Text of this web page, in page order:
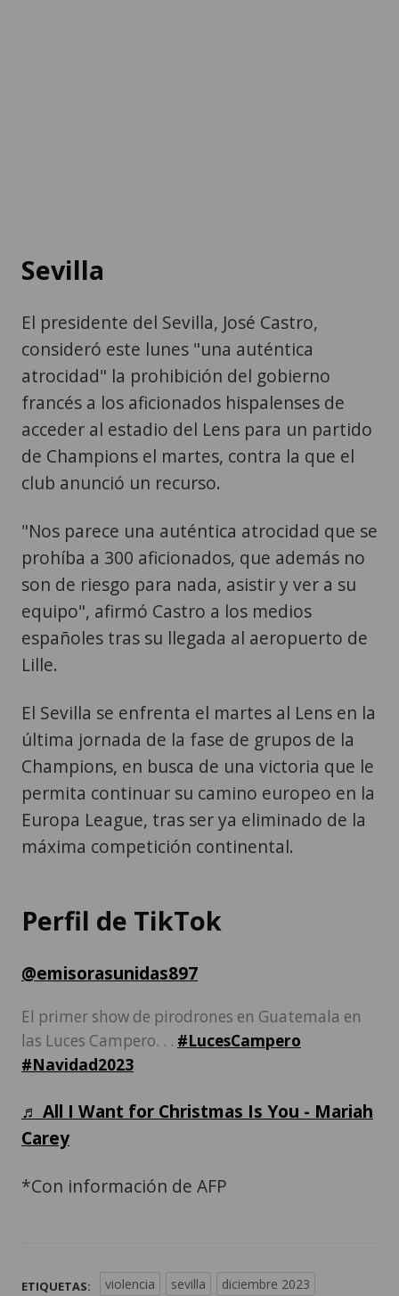
Sevilla
El presidente del Sevilla, José Castro,
consideró este lunes "una auténtica
atrocidad" la prohibición del gobierno
francés a los aficionados hispalenses de
acceder al estadio del Lens para un partido
de Champions el martes, contra la que el
club anunció un recurso.
"Nos parece una auténtica atrocidad que se
prohíba a 300 aficionados, que además no
son de riesgo para nada, asistir y ver a su
equipo", afirmó Castro a los medios
españoles tras su llegada al aeropuerto de
Lille.
El Sevilla se enfrenta el martes al Lens en la
última jornada de la fase de grupos de la
Champions, en busca de una victoria que le
permita continuar su camino europeo en la
Europa League, tras ser ya eliminado de la
máxima competición continental.
Perfil de TikTok
@emisorasunidas897
El primer show de pirodrones en Guatemala en
las Luces Campero. . . #LucesCampero
#Navidad2023
♬ All I Want for Christmas Is You - Mariah
Carey
*Con información de AFP
ETIQUETAS: violencia sevilla
diciembre 2023